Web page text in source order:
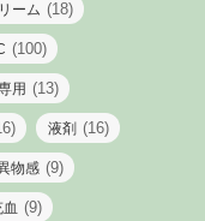
ーム (18)
(100)
用 (13)
液剤 (16)
物感 (9)
(9)